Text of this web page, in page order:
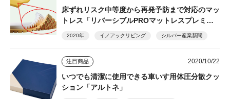
床ずれリスク中等度から再発予防まで対応のマッ
トレス「リバーシブルPROマットレスプレミア
2020年 イノアックリビング シルバー産業新聞
注目商品 2020/10/22
いつでも清潔に使用できる車いす用体圧分散クッ
ション「アルトネ」